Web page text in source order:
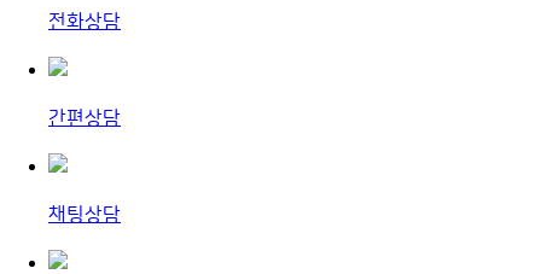
전화상담
간편상담
채팅상담